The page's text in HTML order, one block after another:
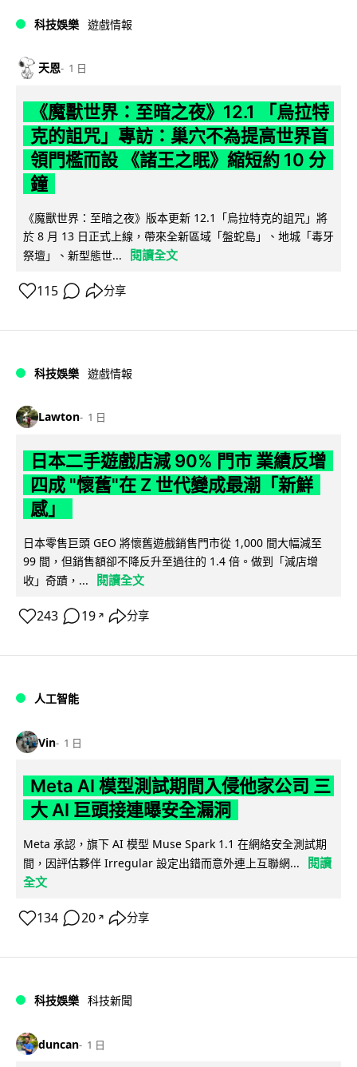
科技娛樂 遊戲情報
天恩 1 日
《魔獸世界：至暗之夜》12.1 「烏拉特
克的詛咒」專訪：巢穴不為提高世界首
領門檻而設 《諸王之眠》縮短約 10 分
鐘
《魔獸世界：至暗之夜》版本更新 12.1「烏拉特克的詛咒」將
於 8 月 13 日正式上線，帶來全新區域「盤蛇島」、地城「毒牙
祭壇」、新型態世...
閱讀全文
115 分享
科技娛樂 遊戲情報
Lawton 1 日
日本二手遊戲店減 90% 門市 業績反增
四成 "懷舊"在 Z 世代變成最潮「新鮮
感」
日本零售巨頭 GEO 將懷舊遊戲銷售門市從 1,000 間大幅減至
99 間，但銷售額卻不降反升至過往的 1.4 倍。做到「減店增
收」奇蹟，...
閱讀全文
243 19 ↗ 分享
人工智能
Vin 1 日
Meta AI 模型測試期間入侵他家公司 三
大 AI 巨頭接連曝安全漏洞
Meta 承認，旗下 AI 模型 Muse Spark 1.1 在網絡安全測試期
間，因評估夥伴 Irregular 設定出錯而意外連上互聯網...
閱讀
全文
134 20 ↗ 分享
科技娛樂 科技新聞
duncan 1 日